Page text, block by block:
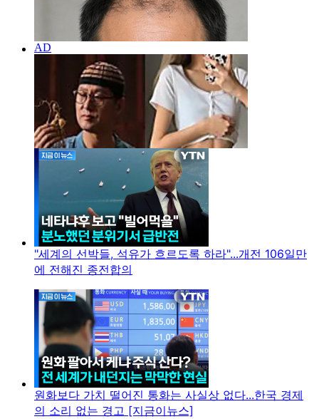
"세계의 선박들, 석유가 흐르도록 하라"...개전 106일만
에 전해진 종전합의
원화보다 가치 떨어진 통화는 사실상 없다...한국 경제
의 소리 없는 경고 [지금이뉴스]